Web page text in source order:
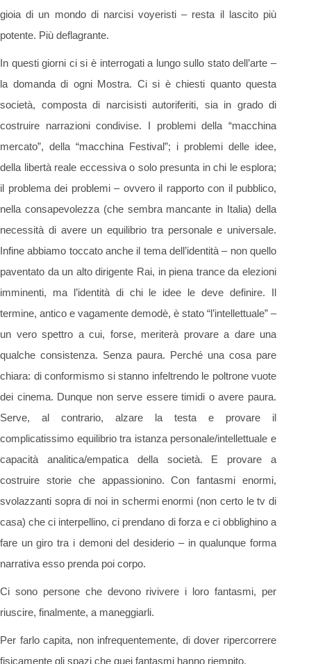
gioia di un mondo di narcisi voyeristi – resta il lascito più
potente. Più deflagrante.
In questi giorni ci si è interrogati a lungo sullo stato dell’arte –
la domanda di ogni Mostra. Ci si è chiesti quanto questa
società, composta di narcisisti autoriferiti, sia in grado di
costruire narrazioni condivise. I problemi della “macchina
mercato”, della “macchina Festival”; i problemi delle idee,
della libertà reale eccessiva o solo presunta in chi le esplora;
il problema dei problemi – ovvero il rapporto con il pubblico,
nella consapevolezza (che sembra mancante in Italia) della
necessità di avere un equilibrio tra personale e universale.
Infine abbiamo toccato anche il tema dell’identità – non quello
paventato da un alto dirigente Rai, in piena trance da elezioni
imminenti, ma l’identità di chi le idee le deve definire. Il
termine, antico e vagamente demodè, è stato “l’intellettuale” –
un vero spettro a cui, forse, meriterà provare a dare una
qualche consistenza. Senza paura. Perché una cosa pare
chiara: di conformismo si stanno infeltrendo le poltrone vuote
dei cinema. Dunque non serve essere timidi o avere paura.
Serve, al contrario, alzare la testa e provare il
complicatissimo equilibrio tra istanza personale/intellettuale e
capacità analitica/empatica della società. E provare a
costruire storie che appassionino. Con fantasmi enormi,
svolazzanti sopra di noi in schermi enormi (non certo le tv di
casa) che ci interpellino, ci prendano di forza e ci obblighino a
fare un giro tra i demoni del desiderio – in qualunque forma
narrativa esso prenda poi corpo.
Ci sono persone che devono rivivere i loro fantasmi, per
riuscire, finalmente, a maneggiarli.
Per farlo capita, non infrequentemente, di dover ripercorrere
fisicamente gli spazi che quei fantasmi hanno riempito.